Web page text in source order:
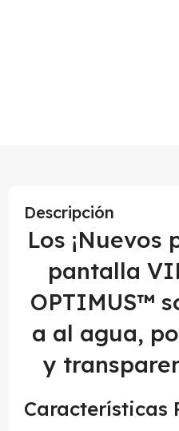
Descripción
Los ¡Nuevos
pantalla
OPTIMUS™
a al agua,
y
Características